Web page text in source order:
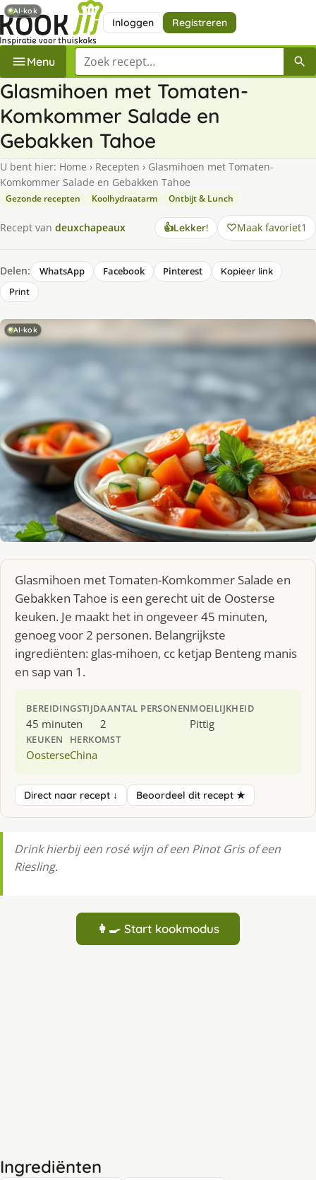
Inloggen Registreren
Menu Zoek een recept
Glasmihoen met Tomaten-
Komkommer Salade en
Gebakken Tahoe
U bent hier: Home › Recepten › Glasmihoen met Tomaten-
Komkommer Salade en Gebakken Tahoe
Gezonde recepten Koolhydraatarm Ontbijt & Lunch
Recept van deuxchapeaux 👍Lekker! Maak favoriet1
Delen: WhatsApp Facebook Pinterest
Kopieer link
Print
AI-kok
Glasmihoen met Tomaten-Komkommer Salade en
Gebakken Tahoe is een gerecht uit de Oosterse
keuken. Je maakt het in ongeveer 45 minuten,
genoeg voor 2 personen. Belangrijkste
ingrediënten: glas-mihoen, cc ketjap Benteng manis
en sap van 1.
BEREIDINGSTIJD
45 minuten
AANTAL PERSONEN
2
MOEILIJKHEID
Pittig
KEUKEN
Oosterse
HERKOMST
China
Direct naar recept ↓ Beoordeel dit recept ★
Drink hierbij een rosé wijn of een Pinot Gris of een
Riesling.
👩‍🍳 Start kookmodus
Ingrediënten
AI-kok